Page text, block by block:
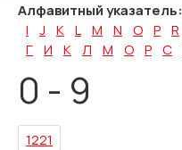
Алфавитный указатель:
I
J K L M N O P R
Г И К Л М О Р С
0 - 9
1221